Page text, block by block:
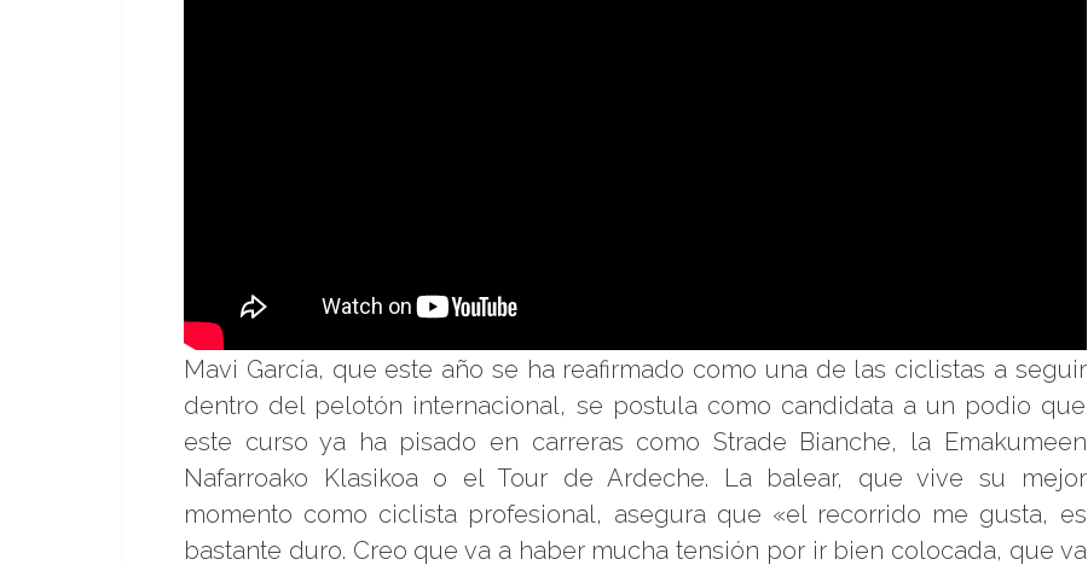
Mavi García, que este año se ha reafirmado como una de las ciclistas a seguir
dentro del pelotón internacional, se postula como candidata a un podio que
este curso ya ha pisado en carreras como Strade Bianche, la Emakumeen
Nafarroako Klasikoa o el Tour de Ardeche. La balear, que vive su mejor
momento como ciclista profesional, asegura que «el recorrido me gusta, es
bastante duro. Creo que va a haber mucha tensión por ir bien colocada, que va